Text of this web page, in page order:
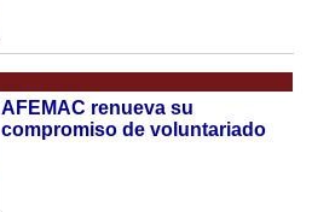
AFEMAC renueva su
compromiso de voluntariado